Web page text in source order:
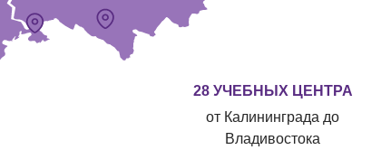
28 УЧЕБНЫХ ЦЕНТРА
от Калининграда до
Владивостока